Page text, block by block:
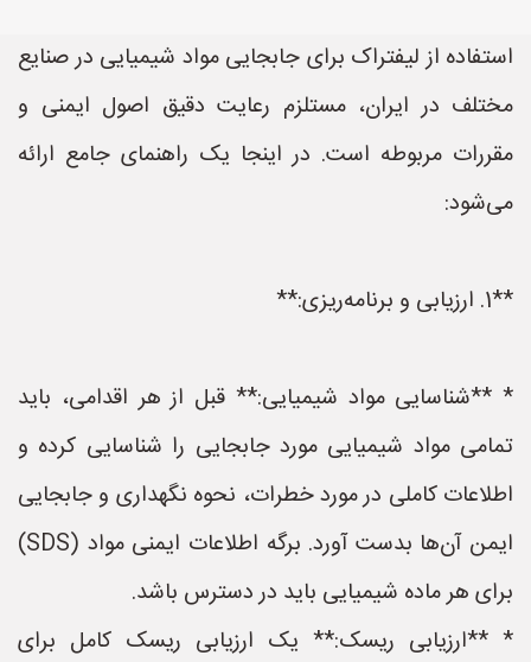
استفاده از لیفتراک برای جابجایی مواد شیمیایی در صنایع
مختلف در ایران، مستلزم رعایت دقیق اصول ایمنی و
مقررات مربوطه است. در اینجا یک راهنمای جامع ارائه
می‌شود:
**1. ارزیابی و برنامه‌ریزی:**
* **شناسایی مواد شیمیایی:** قبل از هر اقدامی، باید
تمامی مواد شیمیایی مورد جابجایی را شناسایی کرده و
اطلاعات کاملی در مورد خطرات، نحوه نگهداری و جابجایی
ایمن آن‌ها بدست آورد. برگه اطلاعات ایمنی مواد (SDS)
برای هر ماده شیمیایی باید در دسترس باشد.
* **ارزیابی ریسک:** یک ارزیابی ریسک کامل برای